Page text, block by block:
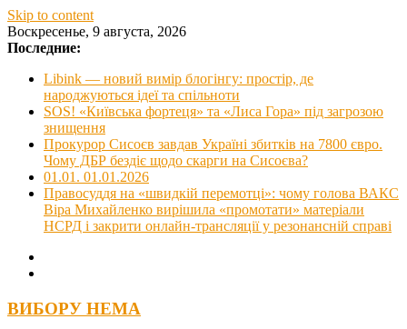
Skip to content
Воскресенье, 9 августа, 2026
Последние:
Libink — новий вимір блогінгу: простір, де
народжуються ідеї та спільноти
SOS! «Київська фортеця» та «Лиса Гора» під загрозою
знищення
Прокурор Сисоєв завдав Україні збитків на 7800 євро.
Чому ДБР бездіє щодо скарги на Сисоєва?
01.01. 01.01.2026
Правосуддя на «швидкій перемотці»: чому голова ВАКС
Віра Михайленко вирішила «промотати» матеріали
НСРД і закрити онлайн-трансляції у резонансній справі
ВИБОРУ НЕМА